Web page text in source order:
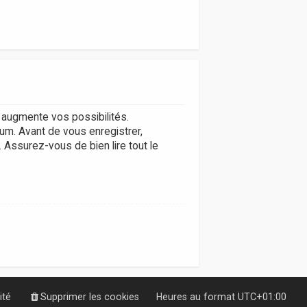
vos possibilités.
Avant de vous enregistrer,
Assurez-vous de bien lire tout le
Heures au format UTC+01:00
Supprimer les cookies